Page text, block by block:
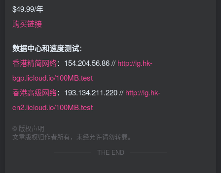
$49.99/年
购买链接
数据中心和速度测试：
香港精简网络：154.204.56.86 // http://lg.hk-
bgp.licloud.io/100MB.test
香港高级网络：193.134.211.220 // http://lg.hk-
cn2.licloud.io/100MB.test
© 版权声明
文章版权归作者所有，未经允许请勿转载。
THE END